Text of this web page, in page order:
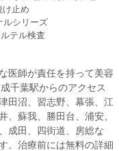
け止め
ルシリーズ
ルテル検査
医師が責任を持って美容
千葉駅からのアクセス
田沼、習志野、幕張、江
、蘇我、勝田台、浦安、
成田、四街道、房総な
。治療前には無料の詳細